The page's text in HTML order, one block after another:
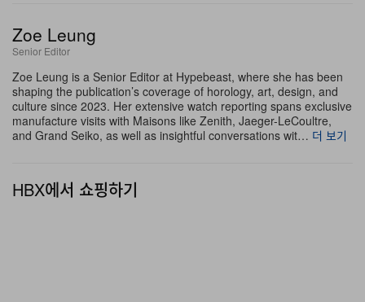
실루엣을 제시한다. 이러한 포멀한 변주는 한층 슬릭하고
로우 프로파일을 지닌 Y-3 STAN SMITH LO PRO와의
조합으로 완성도를 더했다. 더불어 브랜드는 SS08 시즌
처음 선보인 아카이브 실루엣 Y-3 YAKUTAT을 재해석해,
통기성이 뛰어나고 여름 시즌에 최적화된 구조로 리엔지니
어링했다.
프레젠테이션의 또 다른 하이라이트는 다카히로 미야시타
Zoe Leung
Senior Editor
Zoe Leung is a Senior Editor at Hypebeast, where she has been
shaping the publication’s coverage of horology, art, design, and
culture since 2023. Her extensive watch reporting spans exclusive
manufacture visits with Maisons like Zenith, Jaeger-LeCoultre,
and Grand Seiko, as well as insightful conversations wit… 더 보기
HBX에서 쇼핑하기